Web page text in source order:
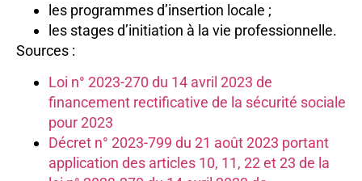
les programmes d’insertion locale ;
les stages d’initiation à la vie professionnelle.
Sources :
Loi n° 2023-270 du 14 avril 2023 de
financement rectificative de la sécurité sociale
pour 2023
Décret n° 2023-799 du 21 août 2023 portant
application des articles 10, 11, 22 et 23 de la